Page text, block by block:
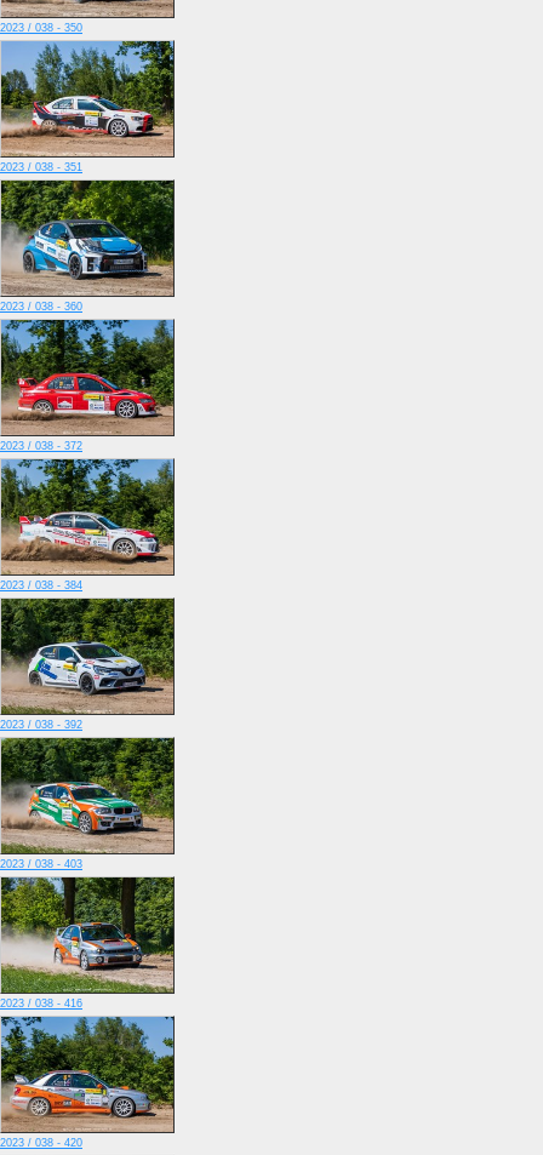
2023 / 038 - 350
2023 / 038 - 351
2023 / 038 - 360
2023 / 038 - 372
2023 / 038 - 384
2023 / 038 - 392
2023 / 038 - 403
2023 / 038 - 416
2023 / 038 - 420